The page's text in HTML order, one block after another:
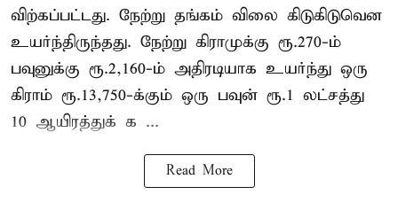
விற்கப்பட்டது. நேற்று தங்கம் விலை கிடுகிடுவென
உயர்ந்திருந்தது. நேற்று கிராமுக்கு ரூ.270-ம்
பவுனுக்கு ரூ.2,160-ம் அதிரடியாக உயர்ந்து ஒரு
கிராம் ரூ.13,750-க்கும் ஒரு பவுன் ரூ.1 லட்சத்து
10 ஆயிரத்துக் க ...
Read More